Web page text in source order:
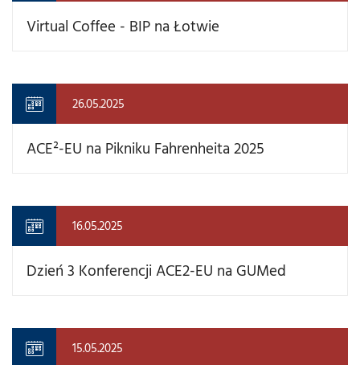
Virtual Coffee - BIP na Łotwie
26.05.2025
ACE²-EU na Pikniku Fahrenheita 2025
16.05.2025
Dzień 3 Konferencji ACE2-EU na GUMed
15.05.2025